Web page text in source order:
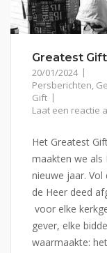
Greatest
20/01/2024
Persberichten,
Gift
Laat een reactie
Het Greatest
maakten we als
nieuwe jaar.
de Heer deed
voor elke
gever, elke
waarmaakte: